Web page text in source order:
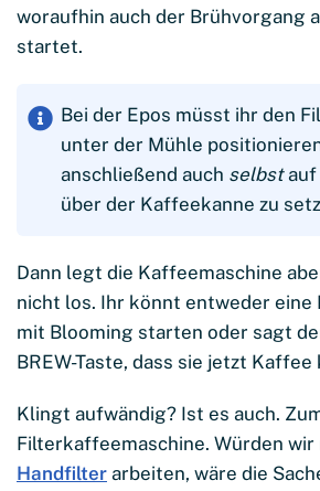
woraufhin auch der Brühvorgang
startet.
Bei der Epos müsst ihr den
unter der Mühle
anschließend auch selbstauf
über der Kaffeekanne zu
Dann legt die Kaffeemaschine
nicht los. Ihr könnt entweder eine
mit Blooming starten oder sagt
BREW-Taste, dass sie jetzt
Klingt aufwändig? Ist es auch.
Filterkaffeemaschine. Würden
Handfilter arbeiten, wäre die